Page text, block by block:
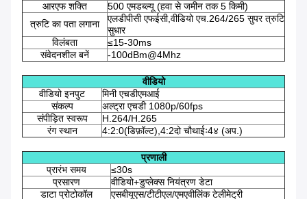
आरएफ शक्ति
500 एमडब्ल्यू (हवा से जमीन तक 5 किमी)
त्रुटि का पता लगाना
एलडीपीसी एफईसी,वीडियो एच.264/265 सुपर त्रुटि
सुधार
विलंबता
≤15-30ms
संवेदनशील बनें
-100dBm@4Mhz
वीडियो
वीडियो इनपुट
मिनी एचडीएमआई
संकल्प
अल्ट्रा एचडी 1080p/60fps
संपीड़ित स्वरूप
H.264/H.265
रंग स्थान
4:2:0(डिफ़ॉल्ट),4:2दो चौथाईः4४ (अप.)
प्रणाली
प्रारंभ समय
≤30s
प्रसारण
वीडियो+डुप्लेक्स नियंत्रण डेटा
डाटा प्रोटोकॉल
एसबीयूएस/टीटीएल/एमएवीलिंक टेलीमेट्री